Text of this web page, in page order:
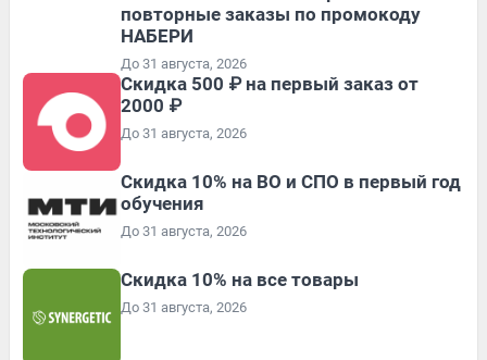
повторные заказы по промокоду
НАБЕРИ
До 31 августа, 2026
Скидка 500 ₽ на первый заказ от
2000 ₽
До 31 августа, 2026
Скидка 10% на ВО и СПО в первый год
обучения
До 31 августа, 2026
Скидка 10% на все товары
До 31 августа, 2026